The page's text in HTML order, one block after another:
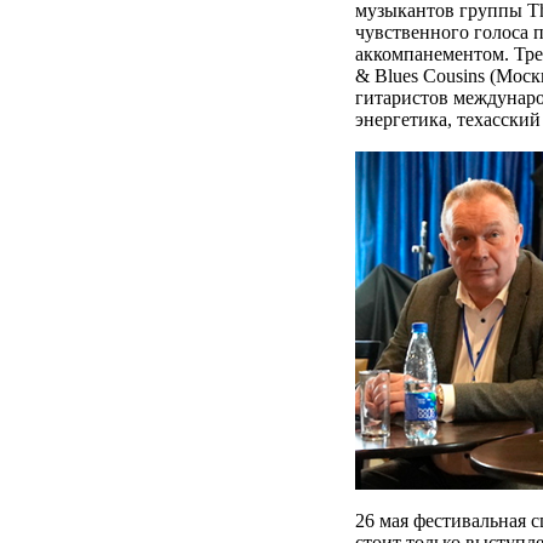
музыкантов группы
чувственного
аккомпанементом.
& Blues Cousins
гитаристов
энергетика,
26 мая фестивальная